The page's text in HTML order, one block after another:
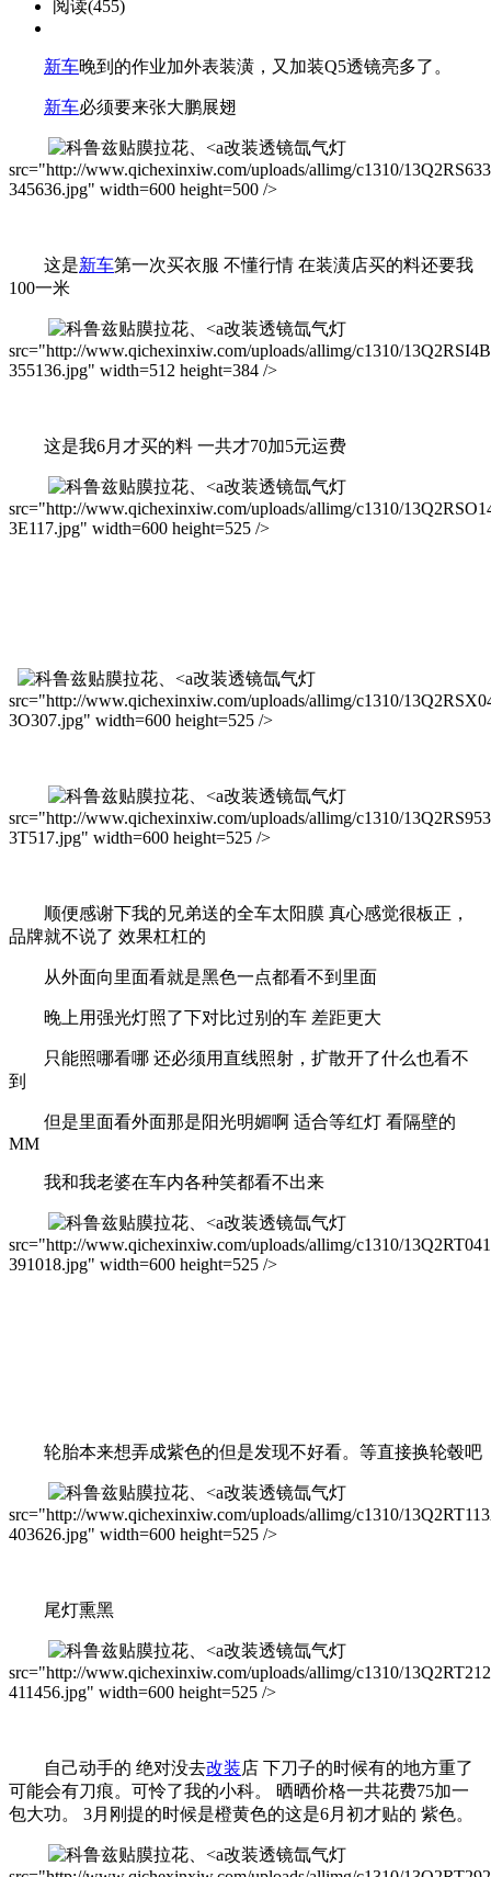
阅读(455)
新车晚到的作业加外表装潢，又加装Q5透镜亮多了。
新车必须要来张大鹏展翅
改装透镜氙气灯
src="http://www.qichexinxiw.com/uploads/allimg/c1310/
345636.jpg" width=600 height=500 />
这是新车第一次买衣服 不懂行情 在装潢店买的料还要我
100一米
改装透镜氙气灯
src="http://www.qichexinxiw.com/uploads/allimg/c1310/
355136.jpg" width=512 height=384 />
这是我6月才买的料 一共才70加5元运费
改装透镜氙气灯
src="http://www.qichexinxiw.com/uploads/allimg/c1310/
3E117.jpg" width=600 height=525 />
改装透镜氙气灯
src="http://www.qichexinxiw.com/uploads/allimg/c1310/
3O307.jpg" width=600 height=525 />
改装透镜氙气灯
src="http://www.qichexinxiw.com/uploads/allimg/c1310/
3T517.jpg" width=600 height=525 />
顺便感谢下我的兄弟送的全车太阳膜 真心感觉很板正，
品牌就不说了 效果杠杠的
从外面向里面看就是黑色一点都看不到里面
晚上用强光灯照了下对比过别的车 差距更大
只能照哪看哪 还必须用直线照射，扩散开了什么也看不
到
但是里面看外面那是阳光明媚啊 适合等红灯 看隔壁的
MM
我和我老婆在车内各种笑都看不出来
改装透镜氙气灯
src="http://www.qichexinxiw.com/uploads/allimg/c1310/
391018.jpg" width=600 height=525 />
轮胎本来想弄成紫色的但是发现不好看。等直接换轮毂吧
改装透镜氙气灯
src="http://www.qichexinxiw.com/uploads/allimg/c1310/
403626.jpg" width=600 height=525 />
尾灯熏黑
改装透镜氙气灯
src="http://www.qichexinxiw.com/uploads/allimg/c1310/
411456.jpg" width=600 height=525 />
自己动手的 绝对没去改装店 下刀子的时候有的地方重了
可能会有刀痕。可怜了我的小科。 晒晒价格一共花费75加一
包大功。 3月刚提的时候是橙黄色的这是6月初才贴的 紫色。
改装透镜氙气灯